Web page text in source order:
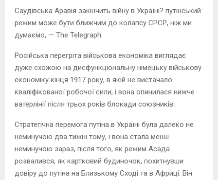
Саудівська Аравія закінчить війну в Україні? путінський
режим може бути ближчим до колапсу СРСР, ніж ми
думаємо, — The Telegraph.
Російська перегріта військова економіка виглядає
дуже схожою на дисфункціональну німецьку військову
економіку кінця 1917 року, в якій не вистачало
кваліфікованої робочої сили, і вона опинилася нижче
ватерлінії після трьох років блокади союзників.
Стратегічна перемога путіна в Україні була далеко не
неминучою два тижні тому, і вона стала менш
неминучою зараз, після того, як режим Асада
розвалився, як картковий будиночок, похитнувши
довіру до путіна на Близькому Сході та в Африці. Він